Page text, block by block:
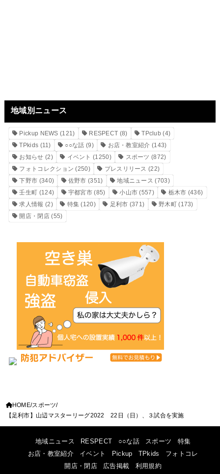
地域別ニュース
Pickup NEWS (121) RESPECT (8) TPclub (4)
TPkids (11) ○○な話 (9) お店・教室紹介 (143)
お知らせ (2) イベント (1250) スポーツ (872)
フォトコレクション (250) プレスリリース (22)
下野市 (340) 佐野市 (351) 地域ニュース (703)
壬生町 (124) 宇都宮市 (85) 小山市 (557) 栃木市 (436)
求人情報 (2) 特集 (120) 足利市 (371) 野木町(173)
開店・閉店(55)
HOME スポーツ
【足利市】山辺マスターリーグ2022 22日（日）、３試合を実施
地域ニュース RESPECT ○○な話 スポーツ
特集
お店・教室紹介
イベント Pickup TPkids
フォトコレ
開店・閉店
広告掲載 利用規約